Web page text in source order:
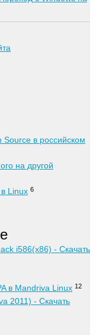
в российском
на другой
Linux 6
i586(x86) - Скачать
в Mandriva Linux 12
2011) - Скачать